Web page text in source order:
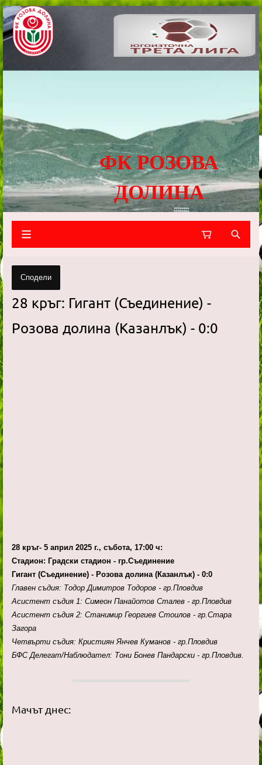
ФК РОЗОВА
ДОЛИНА
Сподели
28 кръг: Гигант (Съединение) -
Розова долина (Казанлък) - 0:0
28 кръг- 5 април 2025 г., събота, 17:00 ч:
Стадион: Градски стадион - гр.Съединение
Гигант (Съединение) - Розова долина (Казанлък) - 0:0
Главен съдия: Тодор Димитров Тодоров - гр.Пловдив
Асистент съдия 1: Симеон Панайотов Сталев - гр.Пловдив
Асистент съдия 2: Станимир Георгиев Стоилов - гр.Стара
Загора
Четвърти съдия: Кристиян Янчев Куманов - гр.Пловдив
БФС Делегат/Наблюдател: Тони Бонев Пандарски - гр.Пловдив.
Мачът днес: